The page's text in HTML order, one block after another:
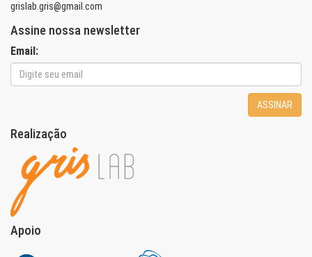
grislab.gris@gmail.com
Assine nossa newsletter
Email:
ASSINAR
Realização
Apoio